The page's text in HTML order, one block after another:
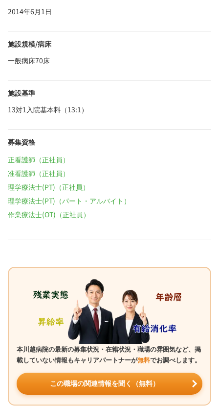
2014年6月1日
施設規模/病床
一般病床70床
施設基準
13対1入院基本料（13:1）
募集資格
正看護師（正社員）
准看護師（正社員）
理学療法士(PT)（正社員）
理学療法士(PT)（パート・アルバイト）
作業療法士(OT)（正社員）
本川越病院の最新の募集状況・在籍状況・職場の雰囲気など、掲
載していない情報もキャリアパートナーが無料でお調べします。
この職場の関連情報を聞く（無料）